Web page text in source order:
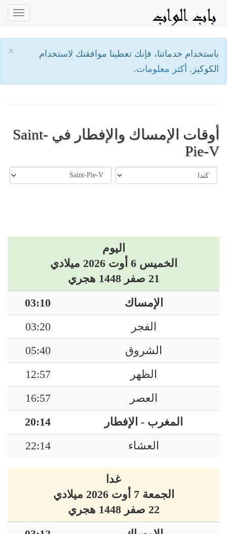
×
باستخدام خدماتنا، فإنك تعطينا موافقتك لاستخدام
الكوكيز. أكثر معلومات.
أوقات الإمساك والإفطار في Saint-
Pie-V
اليوم
الخميس 6 أوت 2026 ميلادي
21 صفر 1448 هجري
الإمساك
03:10
الفجر
03:20
الشروق
05:40
الظهر
12:57
العصر
16:57
المغرب - الإفطار
20:14
العشاء
22:14
غدا
الجمعة 7 أوت 2026 ميلادي
22 صفر 1448 هجري